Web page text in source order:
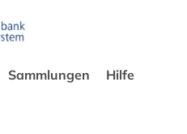
Sammlungen Hilfe